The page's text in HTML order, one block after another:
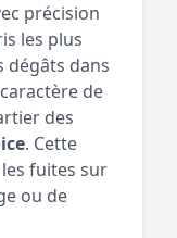
précision
les plus
dégâts dans
de
des
. Cette
fuites sur
ou de